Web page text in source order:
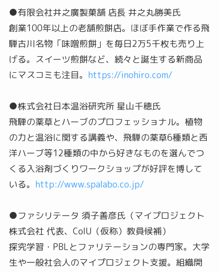
●有限会社井之廣製菓舗 店長 井之丸勝美氏
創業100年以上の老舗煎餅店。ほぼ手作業で作る飛
騨古川名物「味噌煎餅」を毎日2万5千枚も売り上
げる。スイーツ煎餅など、続々と誕生する新商品
にマスコミも注目。 https://inohiro.com/
●株式会社日本温浴研究所 星山千穂氏
飛騨の薬草とハーブのプロフェッショナル。植物
の力と温浴に関する講義や、飛騨の薬草6種類と西
洋ハーブ等12種類の中から好きなものを選んでつ
くる入浴剤づくりワークショップが好評を博して
いる。 http://www.spalabo.co.jp/
●ファシリテータ 須子善彦氏（マイプロジェクト
株式会社 代表、CoIU（仮称）教員候補）
探究学習・PBLとファリテーションの専門家。大学
生や一般社会人のマイプロジェクト支援。組織開